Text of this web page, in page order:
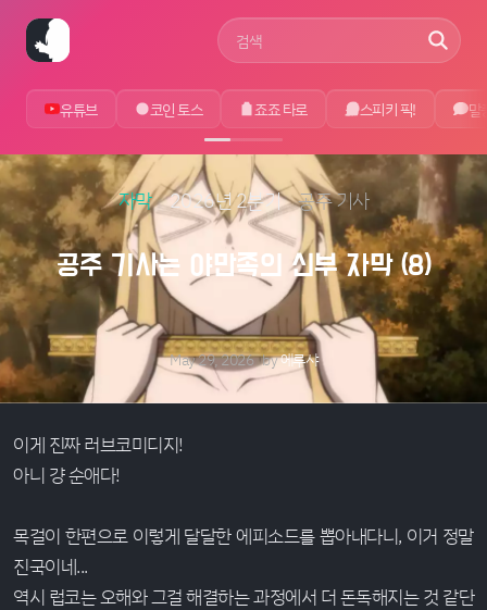
사이트 검색어
유튜브 코인 토스 죠죠 타로 스피키 픽! 말
자막 2026년 2분기 공주 기사
공주 기사는 야만족의 신부 자막 (8)
May 29, 2026 by에루샤
이게 진짜 러브코미디지!
아니 걍 순애다!
목걸이 한편으로 이렇게 달달한 에피소드를 뽑아내다니, 이거 정말
진국이네...
역시 럽코는 오해와 그걸 해결하는 과정에서 더 돈독해지는 것 같단